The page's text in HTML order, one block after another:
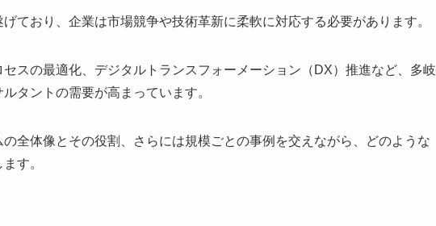
ており、企業は市場競争や技術革新に柔軟に対応する必要があります。
スの最適化、デジタルトランスフォーメーション（DX）推進など、多岐
タントの需要が高まっています。
全体像とその役割、さらには規模ごとの事例を交えながら、どのような
す。